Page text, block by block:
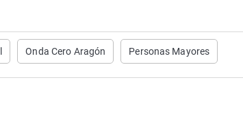
Onda Cero Aragón Personas Mayores